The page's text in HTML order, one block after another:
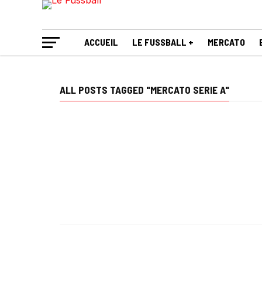
ACCUEIL LE FUSSBALL + MERCATO
ALL POSTS TAGGED "MERCATO SERIE A"